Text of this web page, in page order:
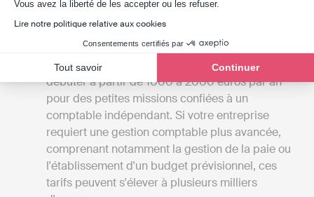
Vous avez la liberté de les accepter ou les refuser.
Lire notre politique relative aux cookies
Consentements certifiés par
Tout savoir Continuer
disponibles à Saint-Lyé.
Les tarifs: Les tarifs associés aux services des
cabinets d'experts-comptables d'Aube peuvent
débuter à partir de 1000 à 2000 euros par an
pour des petites missions confiées à un
comptable indépendant. Si votre entreprise
requiert une gestion comptable plus avancée,
comprenant notamment la gestion de la paie ou
l'établissement d'un budget prévisionnel, ces
tarifs peuvent s'élever à plusieurs milliers